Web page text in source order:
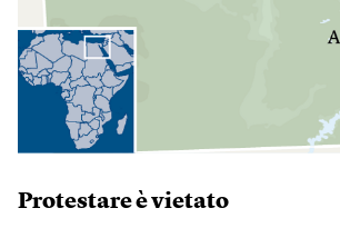
Protestare è vietato